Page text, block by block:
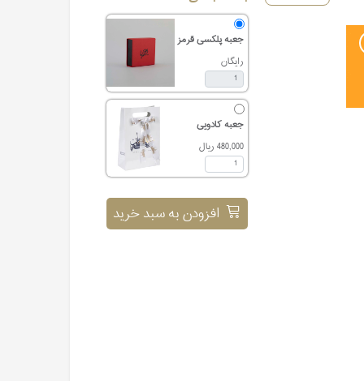
جعبه پلکسی قرمز
رایگان
جعبه کادویی
480,000 ریال
افزودن به سبد خرید